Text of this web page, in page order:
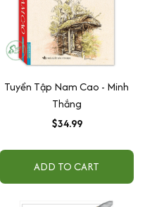
Tuyển Tập Nam Cao - Minh
Thắng
$34.99
ADD TO CART